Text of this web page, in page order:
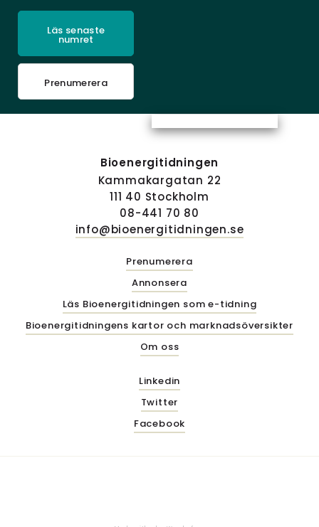
Läs senaste
numret
Prenumerera
Bioenergitidningen
Kammakargatan 22
111 40 Stockholm
08-441 70 80
info@bioenergitidningen.se
Prenumerera
Annonsera
Läs Bioenergitidningen som e-tidning
Bioenergitidningens kartor och marknadsöversikter
Om oss
Linkedin
Twitter
Facebook